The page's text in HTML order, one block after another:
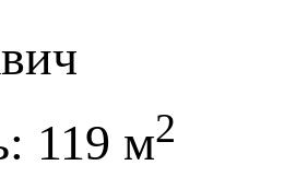
119 м2